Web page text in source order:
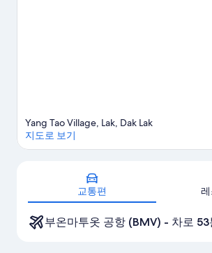
Yang Tao Village, Lak, Dak Lak
지도로 보기
교통편
부온마투옷 공항 (BMV) - 차로 53